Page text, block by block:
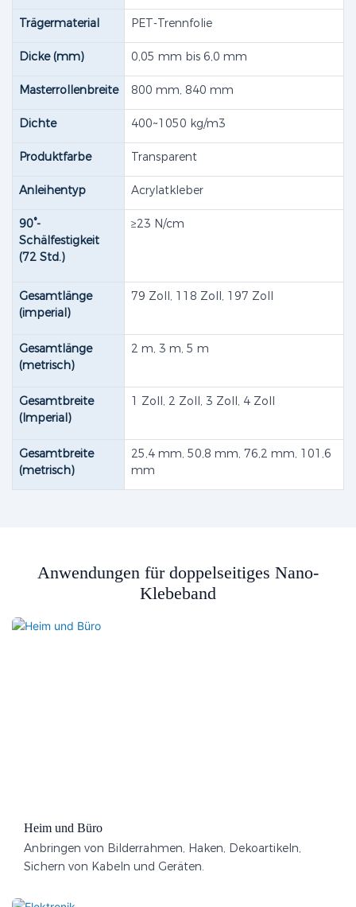
Trägermaterial PET-Trennfolie
Dicke (mm) 0,05 mm bis 6,0 mm
Masterrollenbreite 800 mm, 840 mm
Dichte 400~1050 kg/m3
Produktfarbe Transparent
Anleihentyp Acrylatkleber
90°-
Schälfestigkeit
(72 Std.)
≥23 N/cm
Gesamtlänge
(imperial)
79 Zoll, 118 Zoll, 197 Zoll
Gesamtlänge
(metrisch)
2 m, 3 m, 5 m
Gesamtbreite
(Imperial)
1 Zoll, 2 Zoll, 3 Zoll, 4 Zoll
Gesamtbreite
(metrisch)
25,4 mm, 50,8 mm, 76,2 mm, 101,6
mm
Anwendungen für doppelseitiges Nano-
Klebeband
Heim und Büro
Anbringen von Bilderrahmen, Haken, Dekoartikeln,
Sichern von Kabeln und Geräten.